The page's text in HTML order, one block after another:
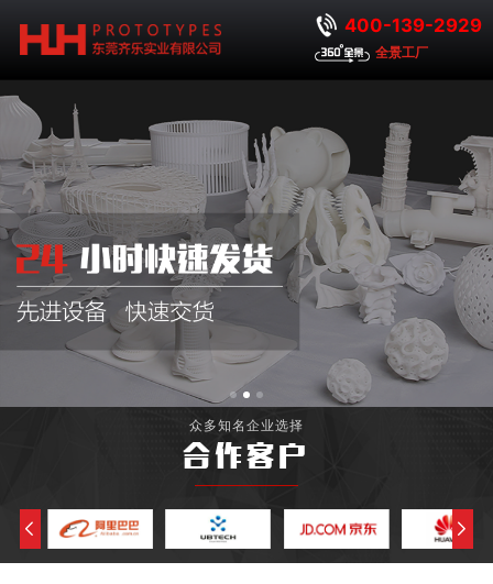
400-139-2929
全景工厂
众多知名企业选择
合作客户